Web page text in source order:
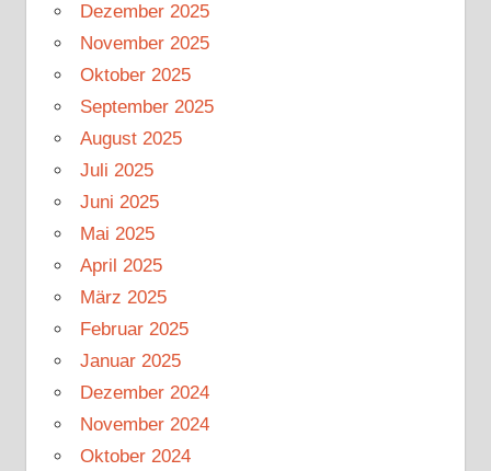
Dezember 2025
November 2025
Oktober 2025
September 2025
August 2025
Juli 2025
Juni 2025
Mai 2025
April 2025
März 2025
Februar 2025
Januar 2025
Dezember 2024
November 2024
Oktober 2024